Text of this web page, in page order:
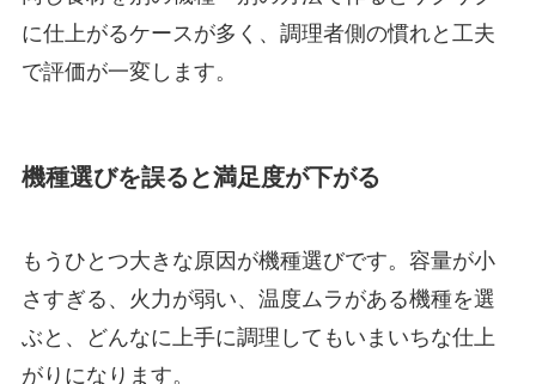
に仕上がるケースが多く、調理者側の慣れと工夫
で評価が一変します。
機種選びを誤ると満足度が下がる
もうひとつ大きな原因が機種選びです。容量が小
さすぎる、火力が弱い、温度ムラがある機種を選
ぶと、どんなに上手に調理してもいまいちな仕上
がりになります。